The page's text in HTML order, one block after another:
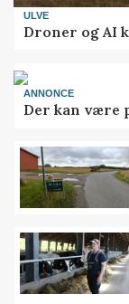
ULVE
Droner og AI
ANNONCE
Der kan være